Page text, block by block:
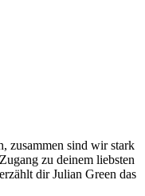
zusammen sind wir stark
zu deinem liebsten
dir Julian Green das